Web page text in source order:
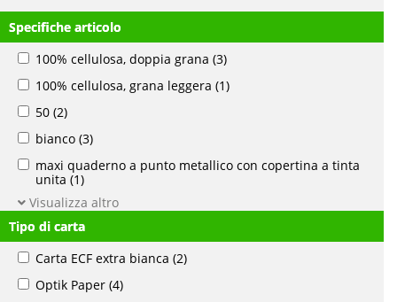
Specifiche articolo
100% cellulosa, doppia grana (3)
100% cellulosa, grana leggera (1)
50 (2)
bianco (3)
maxi quaderno a punto metallico con copertina a tinta
unita (1)
Visualizza altro
Tipo di carta
Carta ECF extra bianca (2)
Optik Paper (4)